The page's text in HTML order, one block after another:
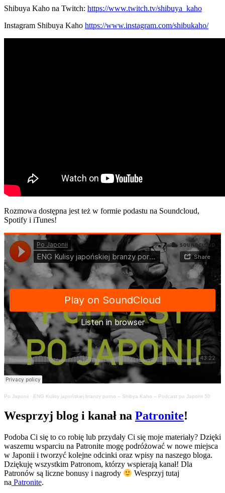
Shibuya Kaho na Twitch: https://www.twitch.tv/shibuya_kaho
Instagram Shibuya Kaho https://www.instagram.com/shibukaho/
Rozmowa dostępna jest też w formie podastu na Soundcloud,
Spotify i iTunes!
Po Japonii · ENG Kulisy japońskiej branży porno – Shibya Kaho – Podcast po Japonii 50
Wesprzyj blog i kanał na Patronite!
Podoba Ci się to co robię lub przydały Ci się moje materiały? Dzięki
waszemu wsparciu na Patronite mogę podróżować w nowe miejsca
w Japonii i tworzyć kolejne odcinki oraz wpisy na naszego bloga.
Dziękuję wszystkim Patronom, którzy wspierają kanał! Dla
Patronów są liczne bonusy i nagrody
Wesprzyj tutaj
na Patronite.